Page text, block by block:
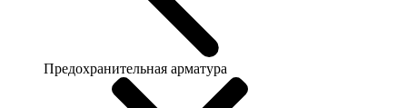
Предохранительная арматура